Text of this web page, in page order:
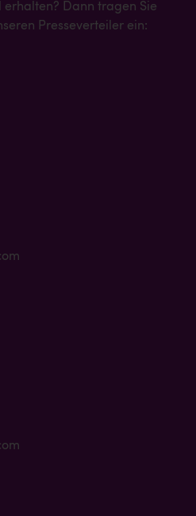
Dann tragen Sie
Presseverteiler ein: